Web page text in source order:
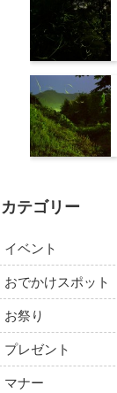
カテゴリー
イベント
おでかけスポット
お祭り
プレゼント
マナー